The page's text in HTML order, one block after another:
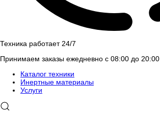
Техника работает 24/7
Принимаем заказы ежедневно с 08:00 до 20:00
Каталог техники
Инертные материалы
Услуги